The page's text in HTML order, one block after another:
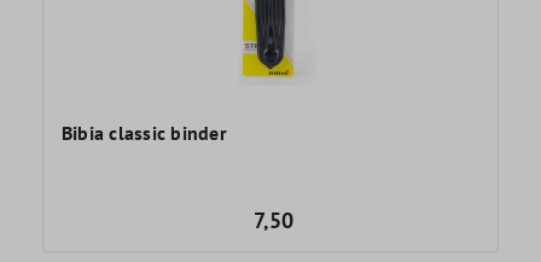
Bibia classic binder
7,50